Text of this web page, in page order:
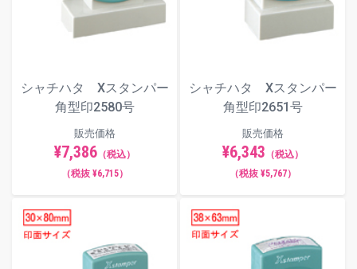
シャチハタ Xスタンパー
角型印2580号
販売価格
¥7,386（税込）
（税抜 ¥6,715）
シャチハタ Xスタンパー
角型印2651号
販売価格
¥6,343 （税込）
（税抜 ¥5,767）